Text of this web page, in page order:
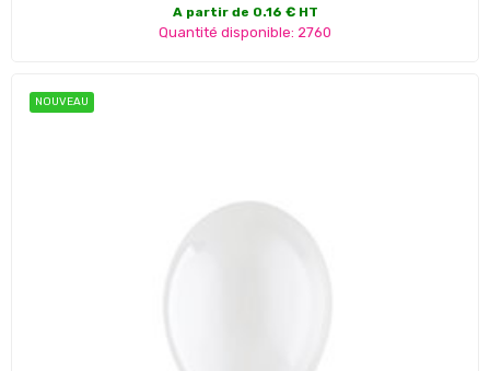
A partir de 0.16 € HT
Quantité disponible: 2760
NOUVEAU